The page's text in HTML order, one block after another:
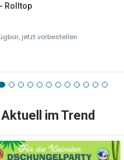
Rolltop
jetzt vorbestellen
Aktuell im Trend